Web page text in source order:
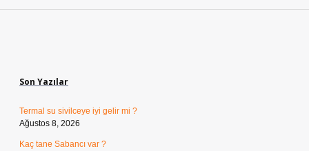
Son Yazılar
Termal su sivilceye iyi gelir mi ?
Ağustos 8, 2026
Kaç tane Sabancı var ?